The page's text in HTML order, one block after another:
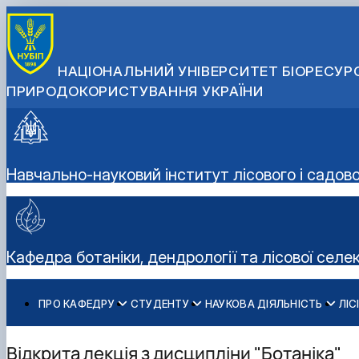
НАЦІОНАЛЬНИЙ УНІВЕРСИТЕТ
ПРИРОДОКОРИСТУВАННЯ УКРАЇНИ
Навчально-науковий інститут лісового і
Кафедра ботаніки, дендрології та лісової
ПРО КАФЕДРУ
Історія та сучасність
СТУДЕНТУ
Навчальна робота
НАУКОВА ДІЯЛЬНІСТЬ
Науково-дослідна робота
Про центр
Відкрита лекція з дисципліни "Ботаніка"